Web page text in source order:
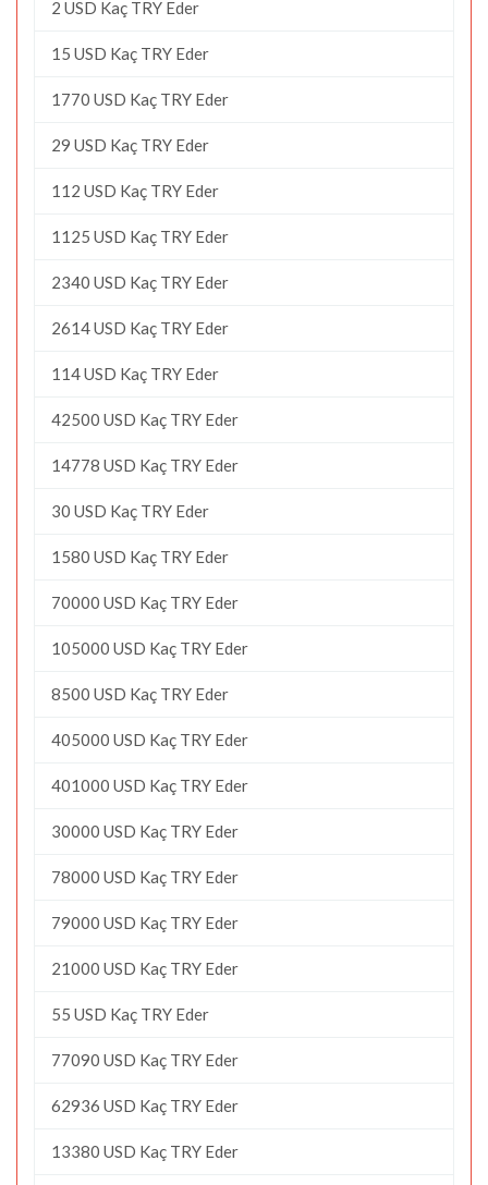
2 USD Kaç TRY Eder
15 USD Kaç TRY Eder
1770 USD Kaç TRY Eder
29 USD Kaç TRY Eder
112 USD Kaç TRY Eder
1125 USD Kaç TRY Eder
2340 USD Kaç TRY Eder
2614 USD Kaç TRY Eder
114 USD Kaç TRY Eder
42500 USD Kaç TRY Eder
14778 USD Kaç TRY Eder
30 USD Kaç TRY Eder
1580 USD Kaç TRY Eder
70000 USD Kaç TRY Eder
105000 USD Kaç TRY Eder
8500 USD Kaç TRY Eder
405000 USD Kaç TRY Eder
401000 USD Kaç TRY Eder
30000 USD Kaç TRY Eder
78000 USD Kaç TRY Eder
79000 USD Kaç TRY Eder
21000 USD Kaç TRY Eder
55 USD Kaç TRY Eder
77090 USD Kaç TRY Eder
62936 USD Kaç TRY Eder
13380 USD Kaç TRY Eder